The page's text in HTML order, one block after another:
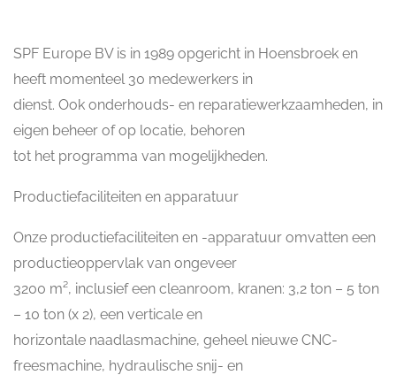
SPF Europe BV is in 1989 opgericht in Hoensbroek en
heeft momenteel 30 medewerkers in
dienst. Ook onderhouds- en reparatiewerkzaamheden, in
eigen beheer of op locatie, behoren
tot het programma van mogelijkheden.
Productiefaciliteiten en apparatuur
Onze productiefaciliteiten en -apparatuur omvatten een
productieoppervlak van ongeveer
3200 m², inclusief een cleanroom, kranen: 3,2 ton – 5 ton
– 10 ton (x 2), een verticale en
horizontale naadlasmachine, geheel nieuwe CNC-
freesmachine, hydraulische snij- en